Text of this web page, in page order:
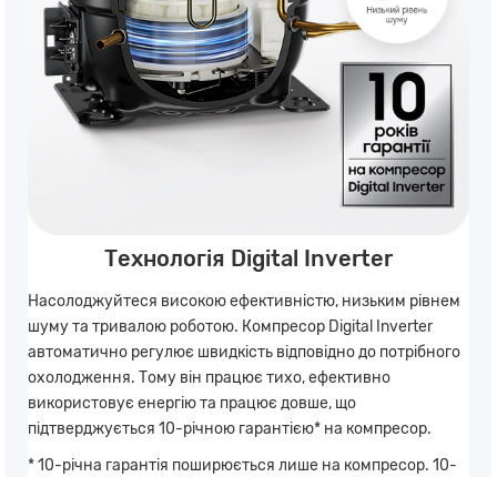
Технологія Digital Inverter
Насолоджуйтеся високою ефективністю, низьким рівнем
шуму та тривалою роботою. Компресор Digital Inverter
автоматично регулює швидкість відповідно до потрібного
охолодження. Тому він працює тихо, ефективно
використовує енергію та працює довше, що
підтверджується 10-річною гарантією* на компресор.
* 10-річна гарантія поширюється лише на компресор. 10-